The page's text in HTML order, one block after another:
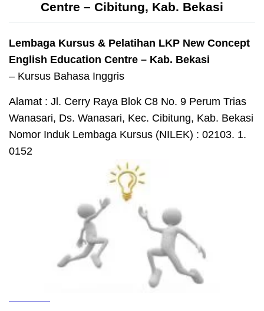
Centre – Cibitung, Kab. Bekasi
Lembaga Kursus & Pelatihan LKP New Concept
English Education Centre – Kab. Bekasi
– Kursus Bahasa Inggris
Alamat : Jl. Cerry Raya Blok C8 No. 9 Perum Trias
Wanasari, Ds. Wanasari, Kec. Cibitung, Kab. Bekasi
Nomor Induk Lembaga Kursus (NILEK) : 02103. 1.
0152